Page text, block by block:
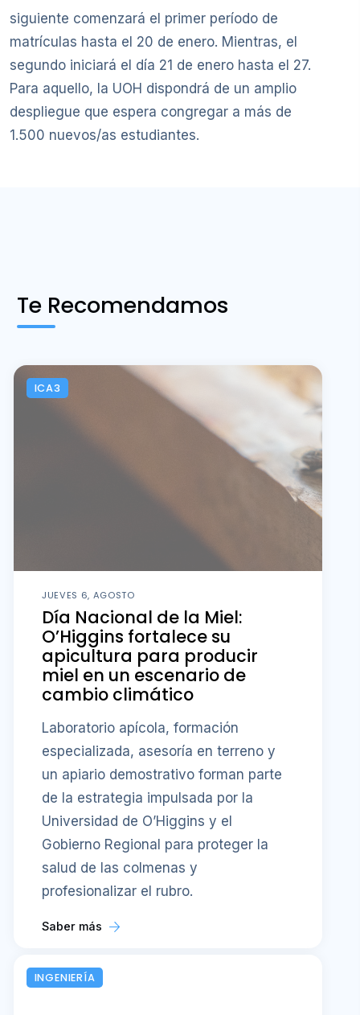
siguiente comenzará el primer período de
matrículas hasta el 20 de enero. Mientras, el
segundo iniciará el día 21 de enero hasta el 27.
Para aquello, la UOH dispondrá de un amplio
despliegue que espera congregar a más de
1.500 nuevos/as estudiantes.
Te Recomendamos
ICA3
JUEVES 6, AGOSTO
Día Nacional de la Miel:
O’Higgins fortalece su
apicultura para producir
miel en un escenario de
cambio climático
Laboratorio apícola, formación
especializada, asesoría en terreno y
un apiario demostrativo forman parte
de la estrategia impulsada por la
Universidad de O’Higgins y el
Gobierno Regional para proteger la
salud de las colmenas y
profesionalizar el rubro.
Saber más
INGENIERÍA